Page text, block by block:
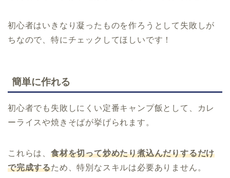
初心者はいきなり凝ったものを作ろうとして失敗しが
ちなので、特にチェックしてほしいです！
簡単に作れる
初心者でも失敗しにくい定番キャンプ飯として、カレ
ーライスや焼きそばが挙げられます。
これらは、 食材を切って炒めたり煮込んだりするだけ
で完成するため、特別なスキルは必要ありません。